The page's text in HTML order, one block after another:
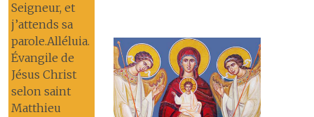
Seigneur, et
j’attends sa
parole.Alléluia.
Évangile de
Jésus Christ
selon saint
Matthieu